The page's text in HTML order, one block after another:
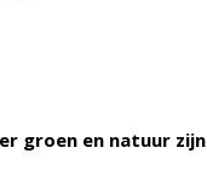
groen en natuur zijn